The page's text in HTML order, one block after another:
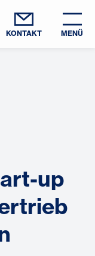
KONTAKT MENÜ
up